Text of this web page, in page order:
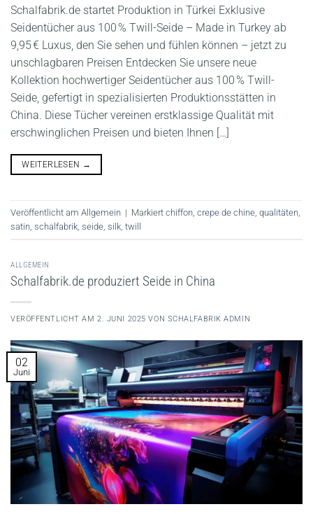
Schalfabrik.de startet Produktion in Türkei Exklusive
Seidentücher aus 100 % Twill-Seide – Made in Turkey ab
9,95 € Luxus, den Sie sehen und fühlen können – jetzt zu
unschlagbaren Preisen Entdecken Sie unsere neue
Kollektion hochwertiger Seidentücher aus 100 % Twill-
Seide, gefertigt in spezialisierten Produktionsstätten in
China. Diese Tücher vereinen erstklassige Qualität mit
erschwinglichen Preisen und bieten Ihnen […]
WEITERLESEN →
Veröffentlicht am Allgemein | Markiert chiffon crepe de chine qualitäten
satin schalfabrik seide silk twill
ALLGEMEIN
Schalfabrik.de produziert Seide in China
VERÖFFENTLICHT AM2. JUNI 2025 VON SCHALFABRIK ADMIN
02
Juni